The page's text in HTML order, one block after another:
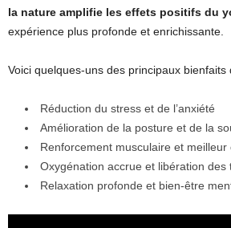
la nature amplifie les effets positifs du
expérience plus profonde et enrichissante.
Voici quelques-uns des principaux
Réduction du stress et de l’anxiété
Amélioration de la posture et de la
Renforcement musculaire et meilleur
Oxygénation accrue et libération des
Relaxation profonde et bien-être